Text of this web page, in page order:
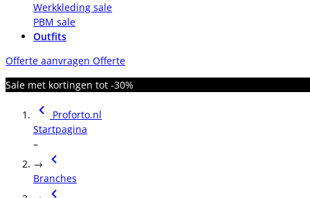
Werkkleding sale
PBM sale
Outfits
Offerte aanvragen Offerte
Sale met kortingen tot -30%
Proforto.nl
Startpagina
–
→
Branches